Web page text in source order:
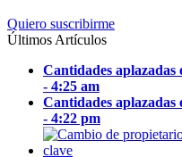
Quiero suscribirme
Últimos Artículos
Cantidades
- 4:25 am
Cantidades
- 4:22 pm